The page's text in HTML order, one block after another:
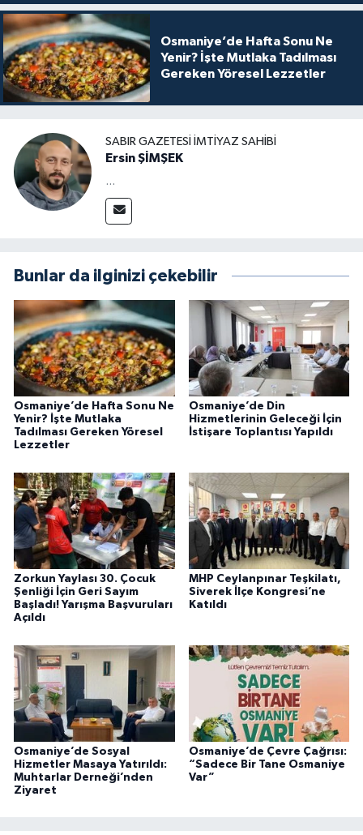
Osmaniye’de Hafta Sonu Ne
Yenir? İşte Mutlaka Tadılması
Gereken Yöresel Lezzetler
SABIR GAZETESI İMTIYAZ SAHIBI
Ersin ŞİMŞEK
...
Bunlar da ilginizi çekebilir
Osmaniye’de Hafta Sonu Ne
Yenir? İşte Mutlaka
Tadılması Gereken Yöresel
Lezzetler
Osmaniye’de Din
Hizmetlerinin Geleceği İçin
İstişare Toplantısı Yapıldı
Zorkun Yaylası 30. Çocuk
Şenliği İçin Geri Sayım
Başladı! Yarışma Başvuruları
Açıldı
MHP Ceylanpınar Teşkilatı,
Siverek İlçe Kongresi’ne
Katıldı
Osmaniye’de Sosyal
Hizmetler Masaya Yatırıldı:
Muhtarlar Derneği’nden
Ziyaret
Osmaniye’de Çevre Çağrısı:
“Sadece Bir Tane Osmaniye
Var”